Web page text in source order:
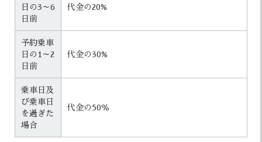
日の3～6
日前
代金の20%
予約乗車
日の1～2
日前
代金の30%
乗車日及
び乗車日
を過ぎた
場合
代金の50％